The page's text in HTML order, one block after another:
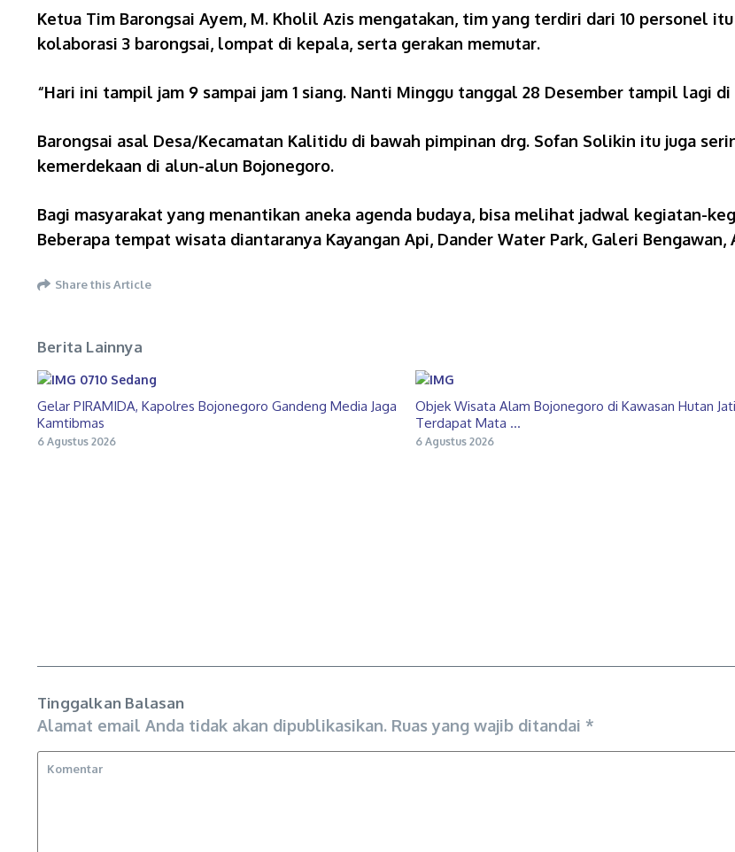
Ketua Tim Barongsai Ayem, M. Kholil Azis mengatakan, tim yang terdiri dari 10 personel
kolaborasi 3 barongsai, lompat di kepala, serta gerakan memutar.
“Hari ini tampil jam 9 sampai jam 1 siang. Nanti Minggu tanggal 28 Desember tampil lagi di
Barongsai asal Desa/Kecamatan Kalitidu di bawah pimpinan drg. Sofan Solikin itu juga
kemerdekaan di alun-alun Bojonegoro.
Bagi masyarakat yang menantikan aneka agenda budaya, bisa melihat jadwal kegiatan-
Beberapa tempat wisata diantaranya Kayangan Api, Dander Water Park, Galeri
Share this Article
Berita Lainnya
Gelar PIRAMIDA, Kapolres Bojonegoro Gandeng Media Jaga
Kamtibmas
6 Agustus 2026
Objek Wisata Alam Bojonegoro di Kawasan Hutan Jati
Terdapat Mata ...
6 Agustus 2026
Tinggalkan Balasan
Alamat email Anda tidak akan dipublikasikan. Ruas yang wajib ditandai *